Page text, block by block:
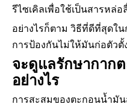
รีไซเคิลเพื่อใช้เป็นสารหล่
อย่างไรก็ตาม วิธีที่ดีที่สุดใ
การป้องกันไม่ให้มันก่อตัวตั้
จะดูแลรักษากาก
อย่างไร
การสะสมของตะกอนน้ำมัน